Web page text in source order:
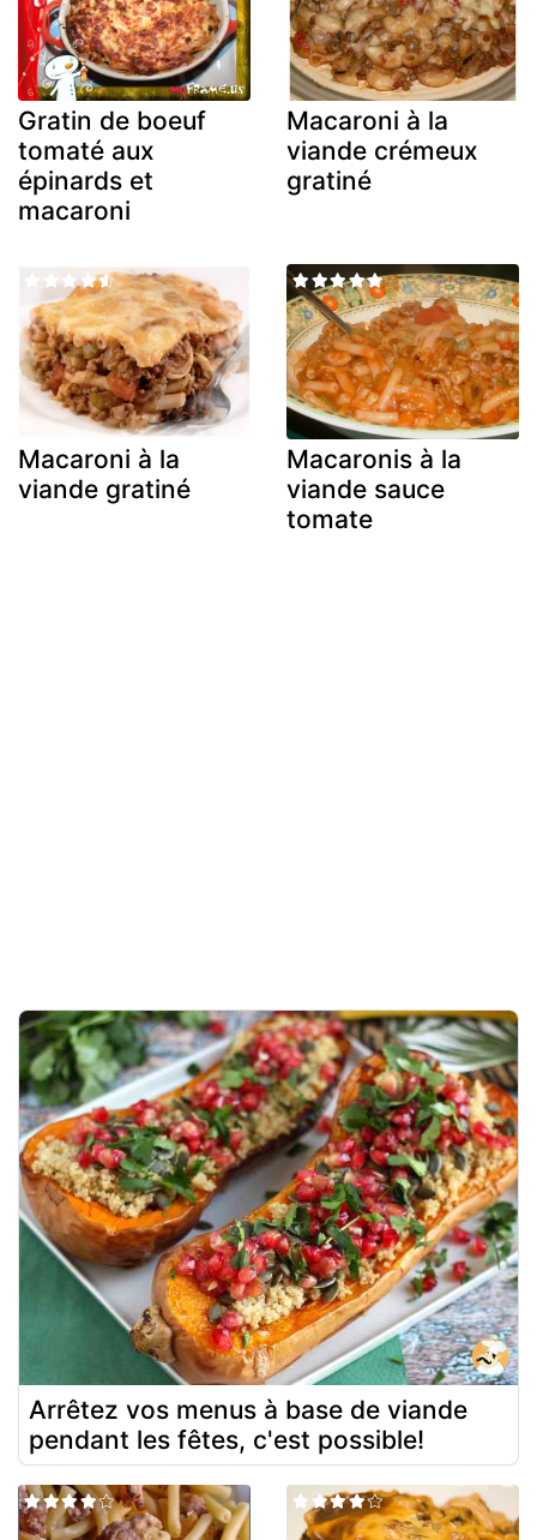
Gratin de boeuf
tomaté aux
épinards et
macaroni
Macaroni à la
viande crémeux
gratiné
Macaroni à la
viande gratiné
Macaronis à la
viande sauce
tomate
Arrêtez vos menus à base de viande
pendant les fêtes, c'est possible!